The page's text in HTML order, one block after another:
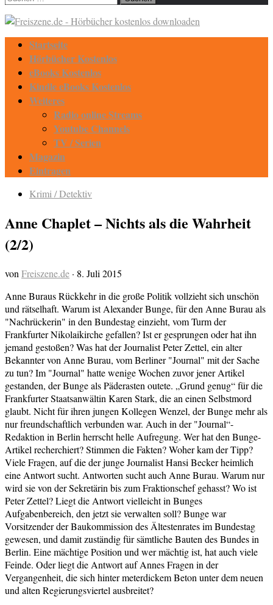
Startseite
Hörbücher Kostenlos
eBooks Kostenlos
Kindle eBooks Kostenlos
Weiteres
Radio online Streams
Youtube Channels
TV / Serien
Magazin
Eintragen
Krimi / Detektiv
Anne Chaplet – Nichts als die Wahrheit
(2/2)
von Freiszene.de · 8. Juli 2015
Anne Buraus Rückkehr in die große Politik vollzieht sich unschön
und rätselhaft. Warum ist Alexander Bunge, für den Anne Burau als
"Nachrückerin" in den Bundestag einzieht, vom Turm der
Frankfurter Nikolaikirche gefallen? Ist er gesprungen oder hat ihn
jemand gestoßen? Was hat der Journalist Peter Zettel, ein alter
Bekannter von Anne Burau, vom Berliner "Journal" mit der Sache
zu tun? Im "Journal" hatte wenige Wochen zuvor jener Artikel
gestanden, der Bunge als Päderasten outete. „Grund genug“ für die
Frankfurter Staatsanwältin Karen Stark, die an einen Selbstmord
glaubt. Nicht für ihren jungen Kollegen Wenzel, der Bunge mehr als
nur freundschaftlich verbunden war. Auch in der "Journal“-
Redaktion in Berlin herrscht helle Aufregung. Wer hat den Bunge-
Artikel recherchiert? Stimmen die Fakten? Woher kam der Tipp?
Viele Fragen, auf die der junge Journalist Hansi Becker heimlich
eine Antwort sucht. Antworten sucht auch Anne Burau. Warum nur
wird sie von der Sekretärin bis zum Fraktionschef gehasst? Wo ist
Peter Zettel? Liegt die Antwort vielleicht in Bunges
Aufgabenbereich, den jetzt sie verwalten soll? Bunge war
Vorsitzender der Baukommission des Ältestenrates im Bundestag
gewesen, und damit zuständig für sämtliche Bauten des Bundes in
Berlin. Eine mächtige Position und wer mächtig ist, hat auch viele
Feinde. Oder liegt die Antwort auf Annes Fragen in der
Vergangenheit, die sich hinter meterdickem Beton unter dem neuen
und alten Regierungsviertel ausbreitet?